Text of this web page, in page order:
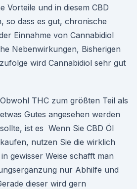
Vorteile und in diesem CBD
so dass es gut, chronische
Einnahme von Cannabidiol
Nebenwirkungen, Bisherigen
wird Cannabidiol sehr gut
Obwohl THC zum größten Teil als
etwas Gutes angesehen werden
sollte, ist es Wenn Sie CBD Öl
kaufen, nutzen Sie die wirklich
gewisser Weise schafft man
nur Abhilfe und
dieser wird gern